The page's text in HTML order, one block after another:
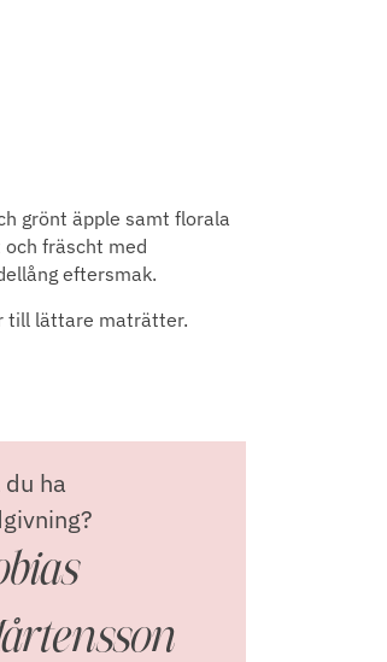
grönt äpple samt florala
fräscht med
eftersmak.
till lättare maträtter.
ha